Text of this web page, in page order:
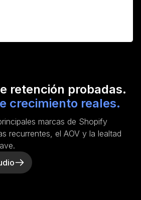
retención probadas.
crecimiento reales.
marcas de Shopify
recurrentes, el AOV y la lealtad